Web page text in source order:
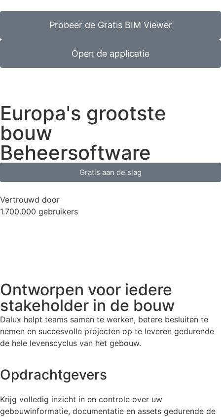
Probeer de Gratis BIM Viewer
Open de applicatie
Europa's grootste
bouw
Beheersoftware
Gratis aan de slag
Vertrouwd door
1.700.000 gebruikers
Ontworpen voor iedere
stakeholder in de bouw
Dalux helpt teams samen te werken, betere besluiten te
nemen en succesvolle projecten op te leveren gedurende
de hele levenscyclus van het gebouw.
Opdrachtgevers
Krijg volledig inzicht in en controle over uw
gebouwinformatie, documentatie en assets gedurende de